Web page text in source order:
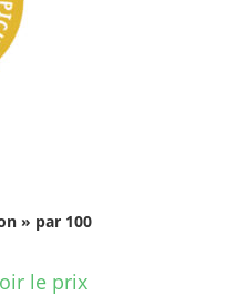
» par 100
le prix